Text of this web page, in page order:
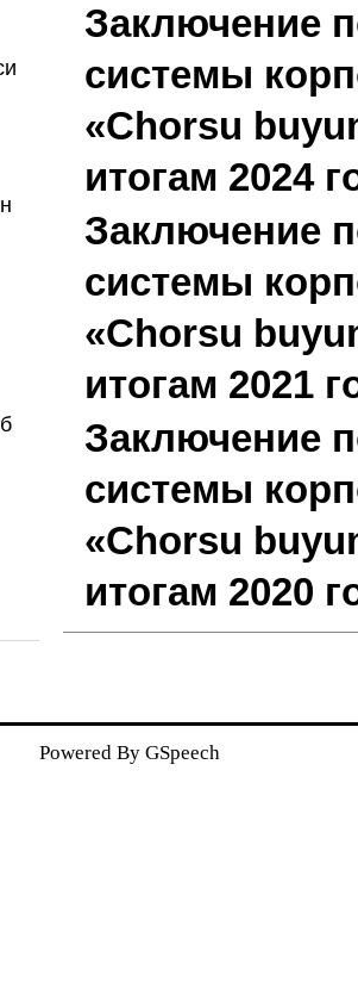
Заключение
системы
«Chorsu
итогам 2024
Заключение
системы
«Chorsu
итогам 2021
Заключение
системы
«Chorsu
итогам 2020
Powered By GSpeech